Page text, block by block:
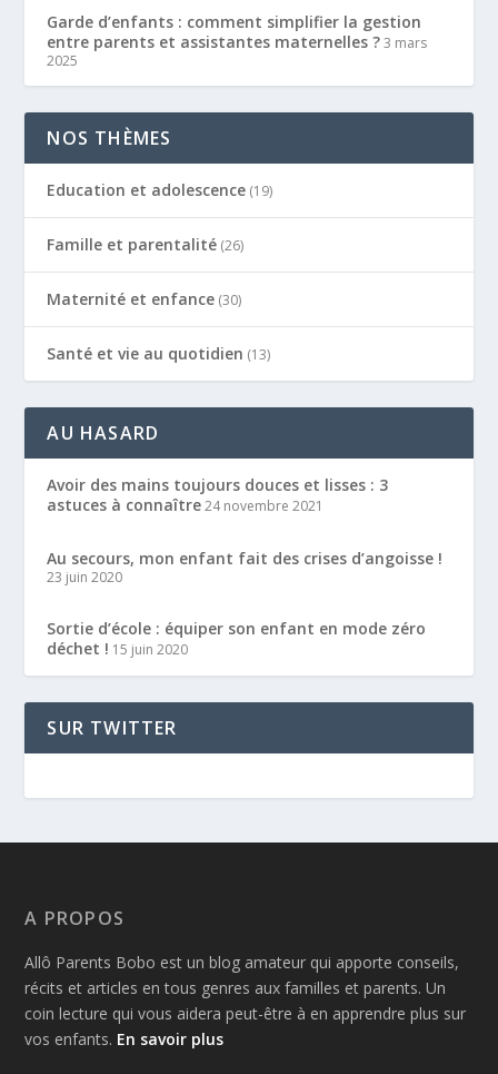
Garde d’enfants : comment simplifier la gestion
entre parents et assistantes maternelles ? 3 mars
2025
NOS THÈMES
Education et adolescence (19)
Famille et parentalité (26)
Maternité et enfance (30)
Santé et vie au quotidien (13)
AU HASARD
Avoir des mains toujours douces et lisses : 3
astuces à connaître24 novembre 2021
Au secours, mon enfant fait des crises d’angoisse !
23 juin 2020
Sortie d’école : équiper son enfant en mode zéro
déchet ! 15 juin 2020
SUR TWITTER
A PROPOS
Allô Parents Bobo est un blog amateur qui apporte conseils,
récits et articles en tous genres aux familles et parents. Un
coin lecture qui vous aidera peut-être à en apprendre plus sur
vos enfants. En savoir plus